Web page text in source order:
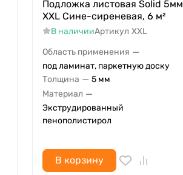
Подложка листовая Solid 5мм
XXL Сине-сиреневая, 6 м²
В наличииАртикул XXL
Область применения —
под ламинат, паркетную доску
Толщина — 5 мм
Материал —
Экструдированный
пенополистирол
В корзину